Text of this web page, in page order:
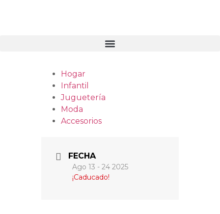
Hogar
Infantil
Juguetería
Moda
Accesorios
FECHA
Ago 13 - 24 2025
¡Caducado!